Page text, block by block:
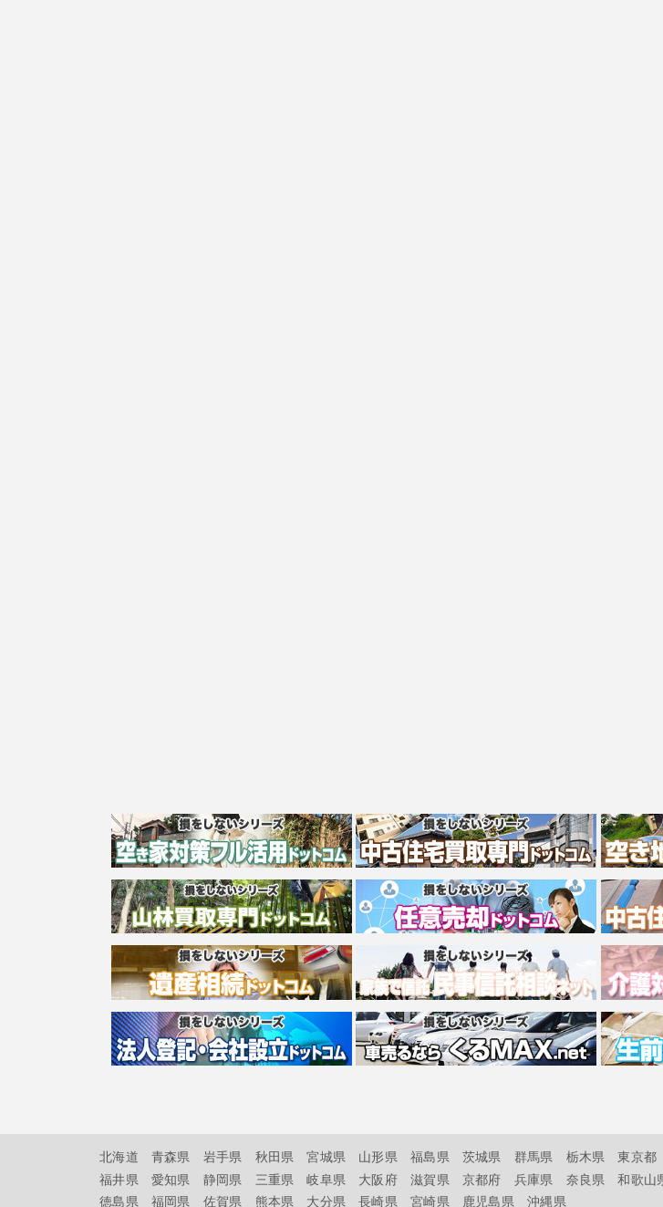
北海道 青森県 岩手県 秋田県 宮城県 山形県 福島県 茨城県 群馬県 栃木県 東京都
福井県
愛知県 静岡県 三重県 岐阜県 大阪府 滋賀県 京都府 兵庫県 奈良県 和歌山
徳島県
福岡県 佐賀県 熊本県 大分県 長崎県 宮崎県 鹿児島県 沖縄県